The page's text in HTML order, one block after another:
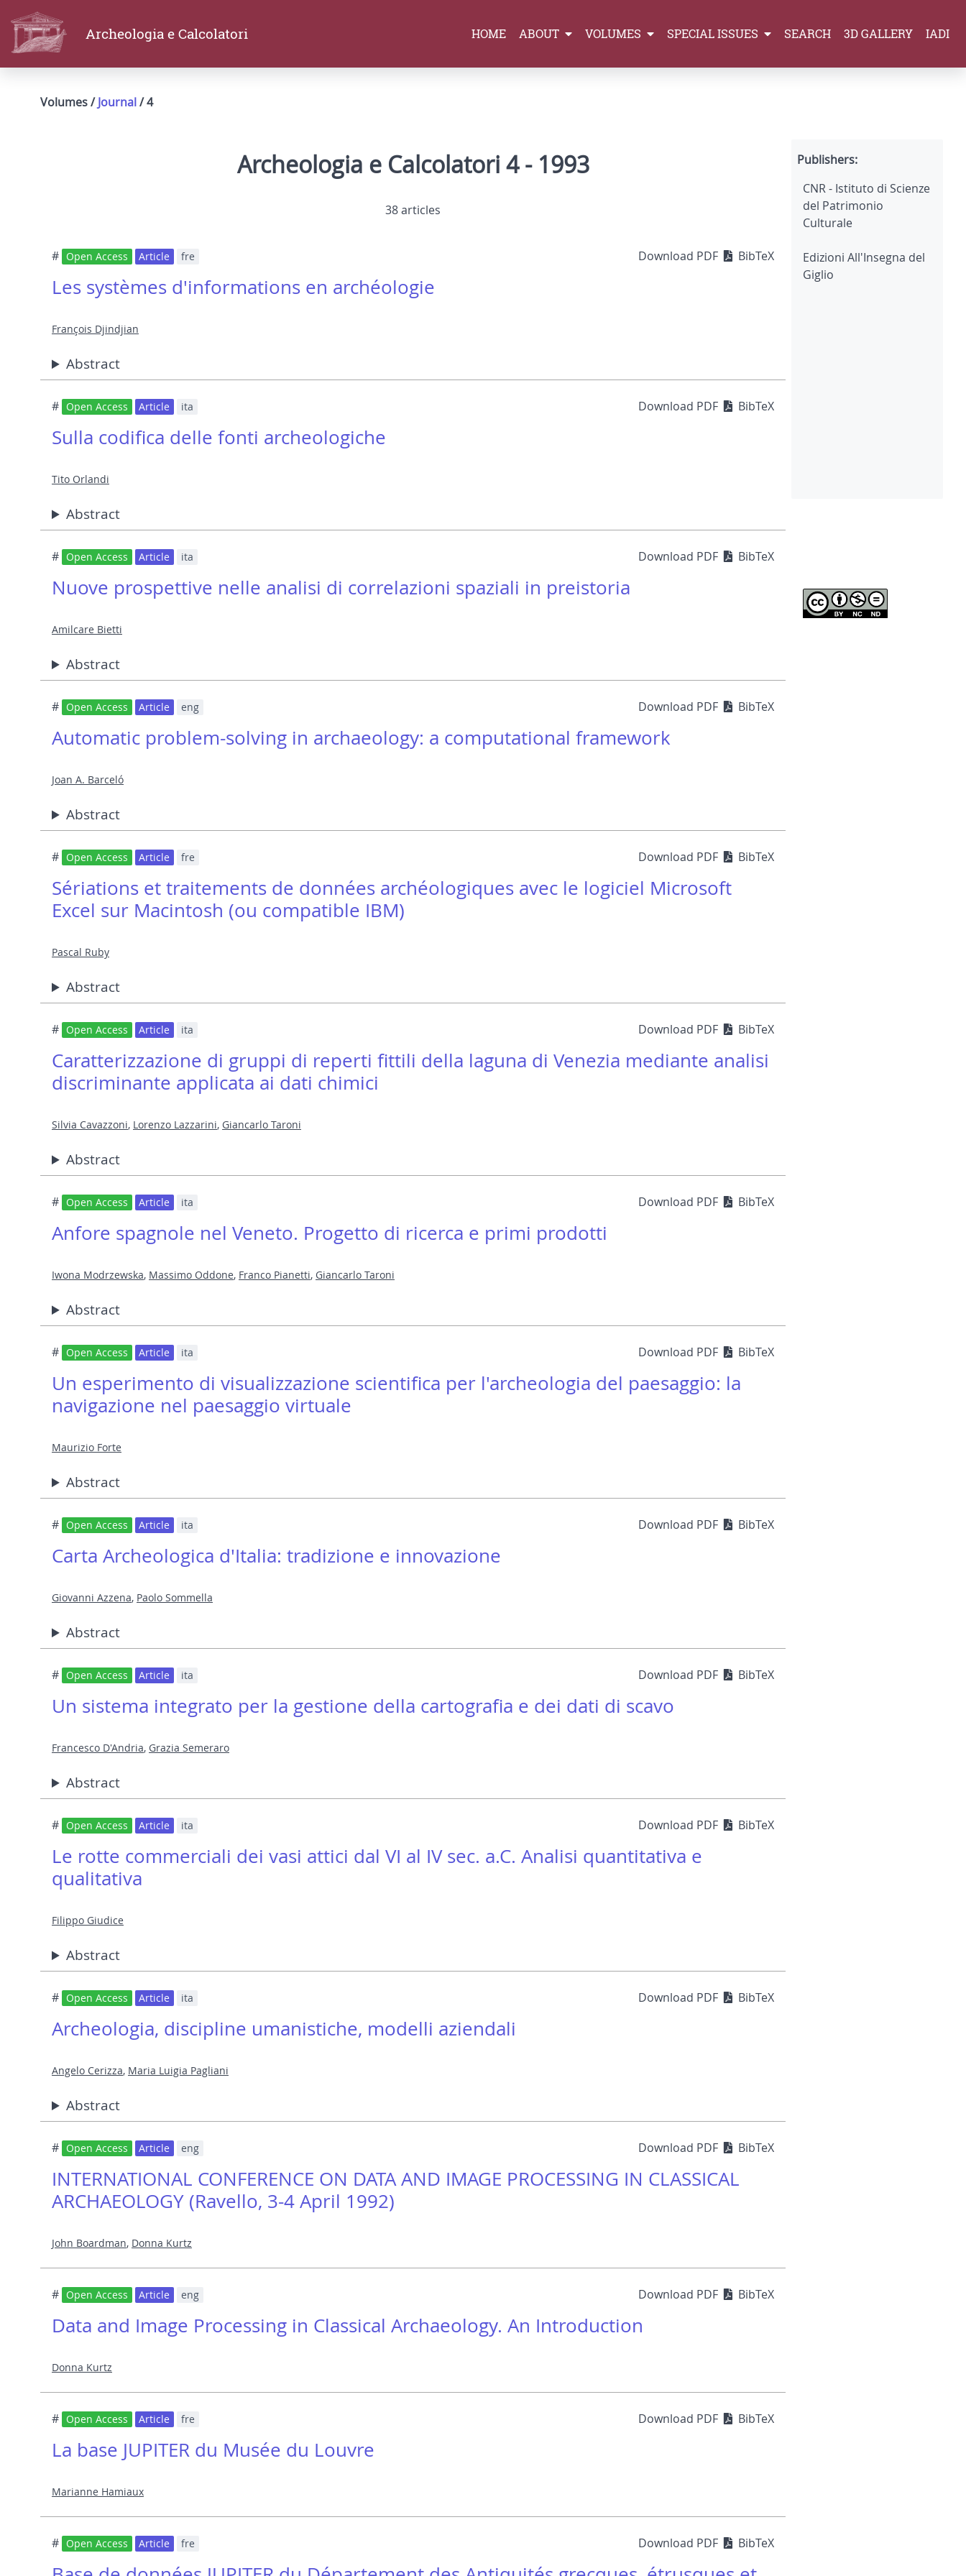
Archeologia e Calcolatori HOME ABOUT VOLUMES SPECIAL ISSUES SEARCH 3D GALLERY IADI
Volumes /Journal/ 4
Archeologia e Calcolatori 4 - 1993
38 articles
# Open Access Article fre Download PDF BibTeX
Les systèmes d'informations en archéologie
François Djindjian
Abstract
# Open Access Article ita Download PDF BibTeX
Sulla codifica delle fonti archeologiche
Tito Orlandi
Abstract
# Open Access Article ita Download PDF BibTeX
Nuove prospettive nelle analisi di correlazioni spaziali in preistoria
Amilcare Bietti
Abstract
# Open Access Article eng Download PDF BibTeX
Automatic problem-solving in archaeology: a computational framework
Joan A. Barceló
Abstract
# Open Access Article fre Download PDF BibTeX
Sériations et traitements de données archéologiques avec le logiciel Microsoft
Excel sur Macintosh (ou compatible IBM)
Pascal Ruby
Abstract
# Open Access Article ita Download PDF BibTeX
Caratterizzazione di gruppi di reperti fittili della laguna di Venezia mediante analisi
discriminante applicata ai dati chimici
Silvia Cavazzoni, Lorenzo Lazzarini, Giancarlo Taroni
Abstract
# Open Access Article ita Download PDF BibTeX
Anfore spagnole nel Veneto. Progetto di ricerca e primi prodotti
Iwona Modrzewska, Massimo Oddone, Franco Pianetti, Giancarlo Taroni
Abstract
# Open Access Article ita Download PDF BibTeX
Un esperimento di visualizzazione scientifica per l'archeologia del paesaggio: la
navigazione nel paesaggio virtuale
Maurizio Forte
Abstract
# Open Access Article ita Download PDF BibTeX
Carta Archeologica d'Italia: tradizione e innovazione
Giovanni Azzena, Paolo Sommella
Abstract
# Open Access Article ita Download PDF BibTeX
Un sistema integrato per la gestione della cartografia e dei dati di scavo
Francesco D'Andria, Grazia Semeraro
Abstract
# Open Access Article ita Download PDF BibTeX
Le rotte commerciali dei vasi attici dal VI al IV sec. a.C. Analisi quantitativa e
qualitativa
Filippo Giudice
Abstract
# Open Access Article ita Download PDF BibTeX
Archeologia, discipline umanistiche, modelli aziendali
Angelo Cerizza, Maria Luigia Pagliani
Abstract
# Open Access Article eng Download PDF BibTeX
INTERNATIONAL CONFERENCE ON DATA AND IMAGE PROCESSING IN CLASSICAL
ARCHAEOLOGY (Ravello, 3-4 April 1992)
John Boardman, Donna Kurtz
# Open Access Article eng Download PDF BibTeX
Data and Image Processing in Classical Archaeology. An Introduction
Donna Kurtz
# Open Access Article fre Download PDF BibTeX
La base JUPITER du Musée du Louvre
Marianne Hamiaux
# Open Access Article fre Download PDF BibTeX
Publishers:
CNR - Istituto di Scienze
del Patrimonio
Culturale
Edizioni All'Insegna del
Giglio